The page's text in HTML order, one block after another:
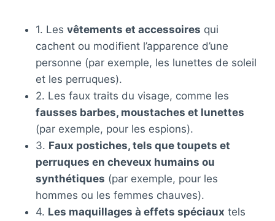
1. Les vêtements et accessoires qui
cachent ou modifient l’apparence d’une
personne (par exemple, les lunettes de soleil
et les perruques).
2. Les faux traits du visage, comme les
fausses barbes, moustaches et lunettes
(par exemple, pour les espions).
3. Faux postiches, tels que toupets et
perruques en cheveux humains ou
synthétiques (par exemple, pour les
hommes ou les femmes chauves).
4. Les maquillages à effets spéciaux tels